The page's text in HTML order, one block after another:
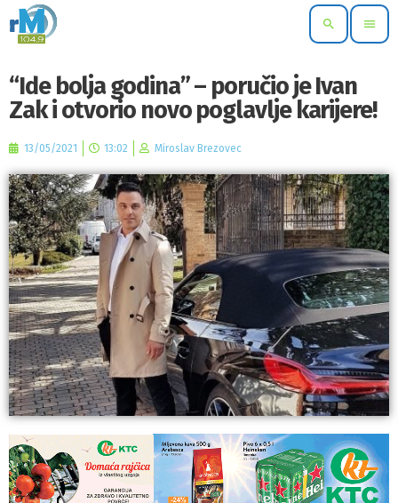
search menu
“Ide bolja godina” – poručio je Ivan
Zak i otvorio novo poglavlje karijere!
13/05/2021 13:02 Miroslav Brezovec